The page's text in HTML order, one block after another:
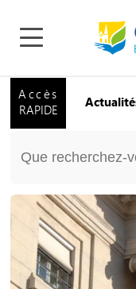
Accès
RAPIDE